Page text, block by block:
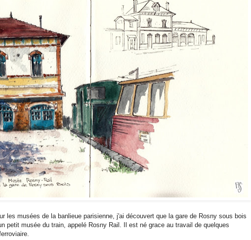
les musées de la banlieue parisienne, j'ai découvert que la gare de Rosny sous bois
petit musée du train, appelé Rosny Rail. Il est né grace au travail de quelques